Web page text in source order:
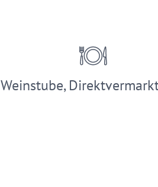
Weinstube,